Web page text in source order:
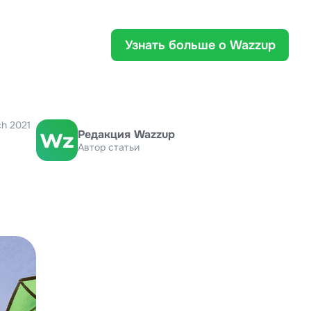
Узнать больше о Wazzup
2021
Редакция Wazzup
Автор статьи